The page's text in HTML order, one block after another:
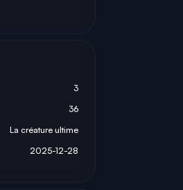
3
36
La créature ultime
2025-12-28